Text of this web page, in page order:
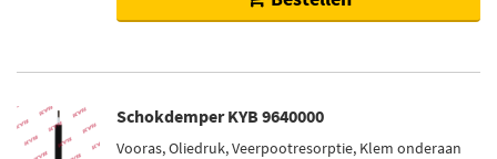
Schokdemper KYB 9640000
Vooras, Oliedruk, Veerpootresorptie, Klem onderaan